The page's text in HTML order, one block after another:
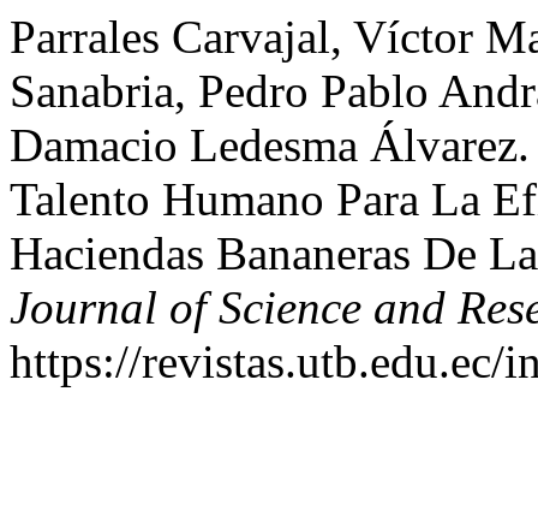
Parrales Carvajal, Víctor
Sanabria, Pedro Pablo
Damacio Ledesma
Talento Humano Para La
Haciendas Bananeras De
Journal of Science and
https://revistas.utb.edu.ec/